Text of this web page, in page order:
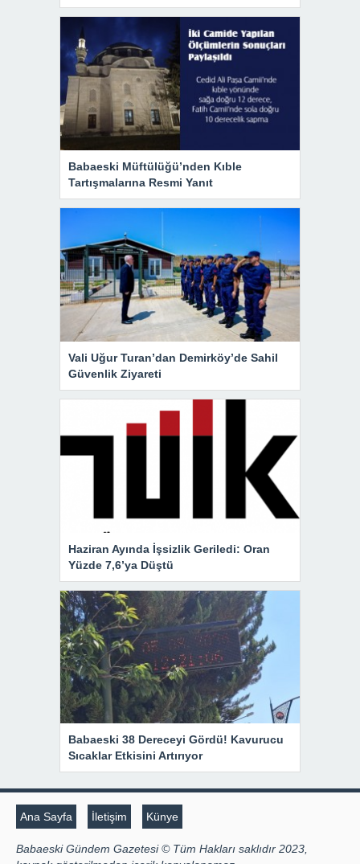
Babaeski Müftülüğü’nden Kıble
Tartışmalarına Resmi Yanıt
Vali Uğur Turan’dan Demirköy’de Sahil
Güvenlik Ziyareti
Haziran Ayında İşsizlik Geriledi: Oran
Yüzde 7,6’ya Düştü
Babaeski 38 Dereceyi Gördü! Kavurucu
Sıcaklar Etkisini Artırıyor
Ana Sayfa İletişim Künye
Babaeski Gündem Gazetesi © Tüm Hakları saklıdır 2023,